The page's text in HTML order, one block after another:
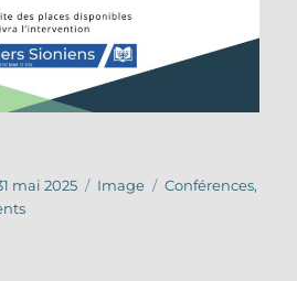
mai 2025 Format
Image Catégories
Conférences,